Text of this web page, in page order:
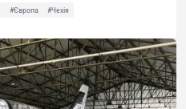
#Європа
#Чехія